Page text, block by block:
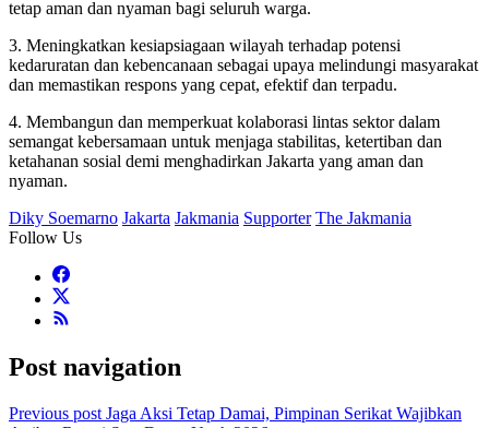
tetap aman dan nyaman bagi seluruh warga.
3. Meningkatkan kesiapsiagaan wilayah terhadap potensi
kedaruratan dan kebencanaan sebagai upaya melindungi masyarakat
dan memastikan respons yang cepat, efektif dan terpadu.
4. Membangun dan memperkuat kolaborasi lintas sektor dalam
semangat kebersamaan untuk menjaga stabilitas, ketertiban dan
ketahanan sosial demi menghadirkan Jakarta yang aman dan
nyaman.
Diky Soemarno Jakarta Jakmania Supporter The Jakmania
Follow Us
Post navigation
Previous post Jaga Aksi Tetap Damai, Pimpinan Serikat Wajibkan